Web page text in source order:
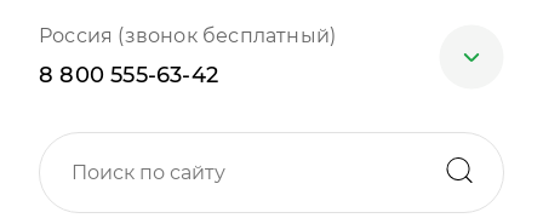
Россия (звонок бесплатный)
8 800 555-63-42